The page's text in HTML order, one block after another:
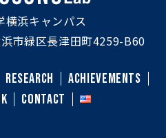
横浜キャンパス
市緑区長津田町4259-B60
RESEARCH
ACHIEVEMENTS
CONTACT